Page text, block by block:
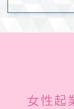
女性起